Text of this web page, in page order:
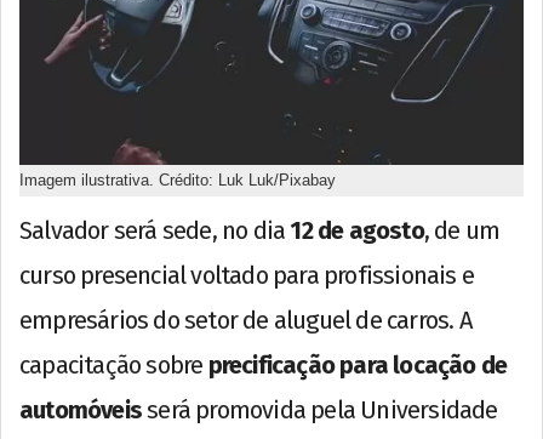
Imagem ilustrativa. Crédito: Luk Luk/Pixabay
Salvador será sede, no dia 12 de agosto, de um
curso presencial voltado para profissionais e
empresários do setor de aluguel de carros. A
capacitação sobre precificação para locação de
automóveisserá promovida pela Universidade